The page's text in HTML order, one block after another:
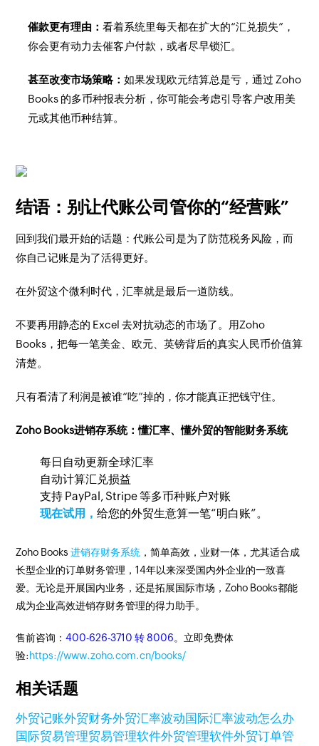
催款更有理由：看着系统里每天都在扩大的“汇兑损失”，
你会更有动力去催客户付款，或者尽早锁汇。
甚至改变市场策略：如果发现欧元结算总是亏，通过 Zoho
Books 的多币种报表分析，你可能会考虑引导客户改用美
元或其他币种结算。
结语：别让代账公司管你的“经营账”
回到我们最开始的话题：代账公司是为了防范税务风险，而
你自己记账是为了活得更好。
在外贸这个微利时代，汇率就是最后一道防线。
不要再用静态的 Excel 去对抗动态的市场了。用Zoho
Books，把每一笔美金、欧元、英镑背后的真实人民币价值算
清楚。
只有看清了利润是被谁“吃”掉的，你才能真正把钱守住。
Zoho Books进销存系统：懂汇率、懂外贸的智能财务系统
每日自动更新全球汇率
自动计算汇兑损益
支持 PayPal, Stripe 等多币种账户对账
现在试用，给您的外贸生意算一笔“明白账”。
Zoho Books进销存财务系统 ，简单高效，业财一体，尤其适合成
长型企业的订单财务管理，14年以来深受国内外企业的一致喜
爱。无论是开展国内业务，还是拓展国际市场，Zoho Books都能
成为企业高效进销存财务管理的得力助手。
售前咨询：400-626-3710 转 8006。立即免费体
验:https://www.zoho.com.cn/books/
相关话题
外贸记账外贸财务外贸汇率波动国际汇率波动怎么办
国际贸易管理贸易管理软件外贸管理软件外贸订单管